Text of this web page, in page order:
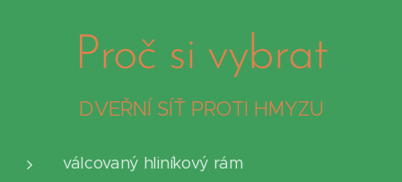
Proč si vybrat
DVEŘNÍ SÍŤ PROTI HMYZU
válcovaný hliníkový rám